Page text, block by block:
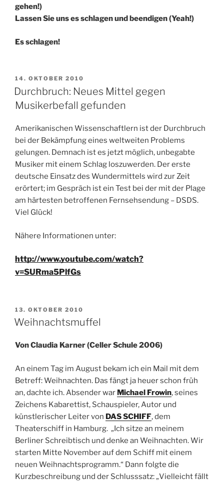
gehen!)
Lassen Sie uns es schlagen und beendigen (Yeah!)
Es schlagen!
VERÖFFENTLICHT
AM
14. OKTOBER 2010
Durchbruch: Neues Mittel gegen
Musikerbefall gefunden
Amerikanischen Wissenschaftlern ist der Durchbruch
bei der Bekämpfung eines weltweiten Problems
gelungen. Demnach ist es jetzt möglich, unbegabte
Musiker mit einem Schlag loszuwerden. Der erste
deutsche Einsatz des Wundermittels wird zur Zeit
erörtert; im Gespräch ist ein Test bei der mit der Plage
am härtesten betroffenen Fernsehsendung – DSDS.
Viel Glück!
Nähere Informationen unter:
http://www.youtube.com/watch?
v=SURma5PlfGs
VERÖFFENTLICHT
AM
13. OKTOBER 2010
Weihnachtsmuffel
Von Claudia Karner (Celler Schule 2006)
An einem Tag im August bekam ich ein Mail mit dem
Betreff: Weihnachten. Das fängt ja heuer schon früh
an, dachte ich. Absender war Michael Frowin, seines
Zeichens Kabarettist, Schauspieler, Autor und
künstlerischer Leiter von DAS SCHIFF, dem
Theaterschiff in Hamburg. „Ich sitze an meinem
Berliner Schreibtisch und denke an Weihnachten. Wir
starten Mitte November auf dem Schiff mit einem
neuen Weihnachtsprogramm.“ Dann folgte die
Kurzbeschreibung und der Schlusssatz: „Vielleicht fällt